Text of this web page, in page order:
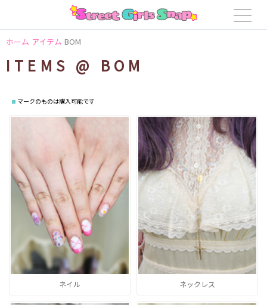
ホーム アイテム BOM
ITEMS @ BOM
マークのものは購入可能です
ネイル ネックレス